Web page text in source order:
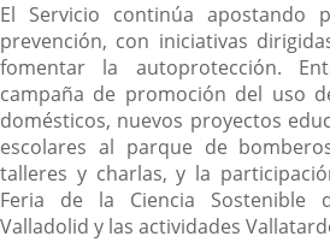
El Servicio continúa
prevención, con iniciativas
fomentar la autoprotección.
campaña de promoción del uso
domésticos, nuevos proyectos
escolares al parque de
talleres y charlas, y la
Feria de la Ciencia Sostenible
Valladolid y las actividades